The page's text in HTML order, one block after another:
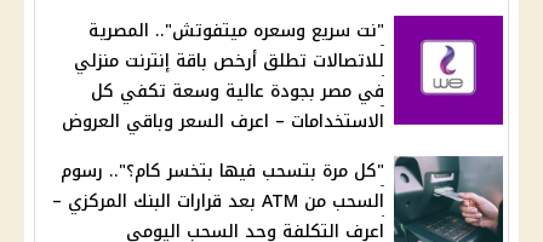
"نت سريع وسعره ميتفوتش".. المصرية
للاتصالات تطلق أرخص باقة إنترنت منزلي
في مصر بجودة عالية وسعة تكفي كل
الاستخدامات – اعرف السعر وباقي العروض
"كل مرة بتسحب فيها بتخسر كام؟".. رسوم
السحب من ATM بعد قرارات البنك المركزي –
اعرف التكلفة وحد السحب اليومي